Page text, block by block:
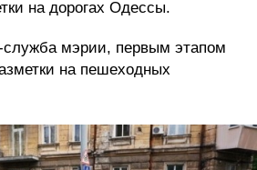
на дорогах Одессы.
служба мэрии, первым этапом
на пешеходных